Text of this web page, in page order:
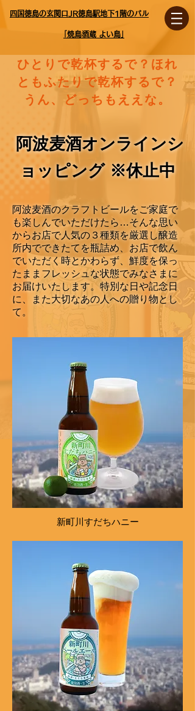
四国徳島の玄関口JR徳島駅地下1階のバル
｢焼鳥酒蔵 よい鳥｣
ひとりで乾杯するで？ほれ
ともふたりで乾杯するで？
​うん、どっちもええな。
阿波麦酒オンラインシ
ョッピング ※休止中
阿波麦酒のクラフトビールをご家庭で
も楽しんでいただけたら…そんな思い
からお店で人気の３種類を厳選し醸造
所内でできたてを瓶詰め、お店で飲ん
でいただく時とかわらず、鮮度を保っ
たままフレッシュな状態でみなさまに
お届けいたします。特別な日や記念日
に、また大切なあの人への贈り物とし
て。
新町川すだちハニー